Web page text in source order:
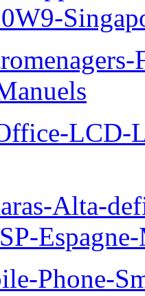
Alta-
Phone-